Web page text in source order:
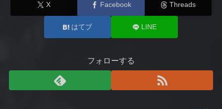
X Facebook Threads
はてブ LINE
フォローする